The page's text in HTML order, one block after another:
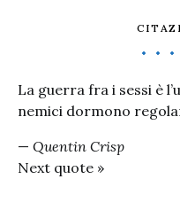
La guerra fra i sessi è
nemici dormono
— Quentin Crisp
Next quote »